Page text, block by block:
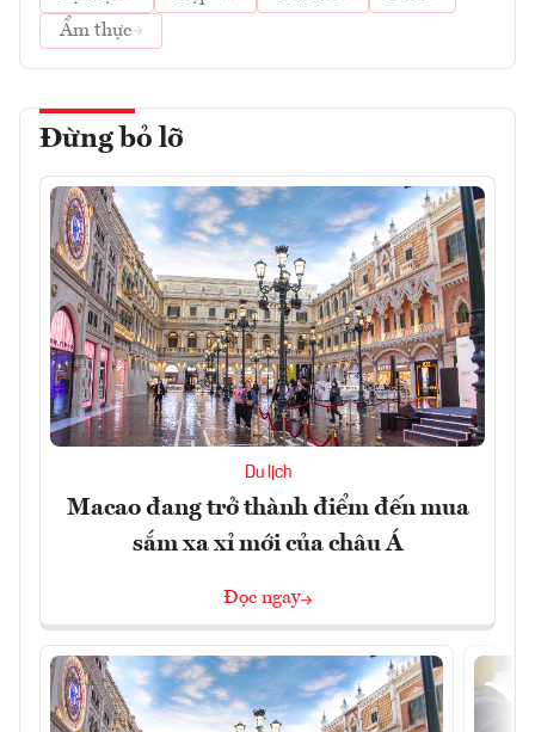
Ẩm thực
Đừng bỏ lỡ
Du lịch
Macao đang trở thành điểm đến mua
sắm xa xỉ mới của châu Á
Đọc ngay